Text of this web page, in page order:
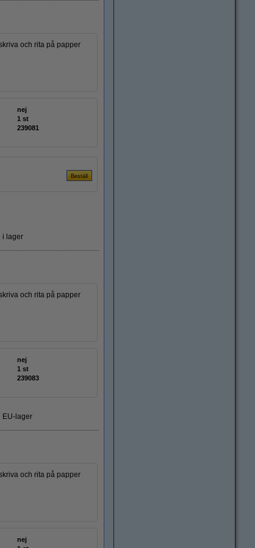
och rita på papper
nej
1 st
239081
i lager
och rita på papper
nej
1 st
239083
EU-lager
och rita på papper
nej